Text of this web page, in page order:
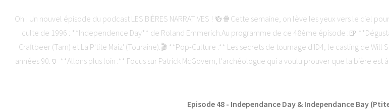
Oh ! Un nouvel épisode du podcast LES BIÈRES NARRATIVES ! 🍻🍿Cette semaine, on lève les yeux vers le ciel
culte de 1996 : **Independence Day** de Roland Emmerich.Au programme de ce 48ème épisode :🍺
Craftbeer (Tarn) et La P'tite Maiz' (Touraine).🎬 **Pop-Culture :** Les secrets de tournage d'ID4, le casting de
années 90.🏺 **Allons plus loin :** Focus sur Patrick McGovern, l'archéologue qui a voulu prouver que la bière
Episode 48 - Independance Day & Independance Bay